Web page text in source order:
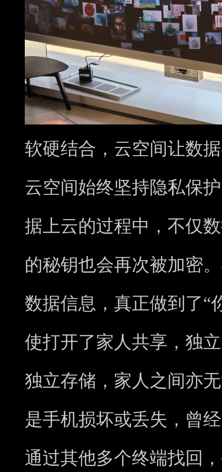
软硬结合，云空间让数
云空间始终坚持隐私保
据上云的过程中，不仅
的秘钥也会再次被加密
数据信息，真正做到了“
使打开了家人共享，独
独立存储，家人之间亦
是手机损坏或丢失，曾
通过其他多个终端找回